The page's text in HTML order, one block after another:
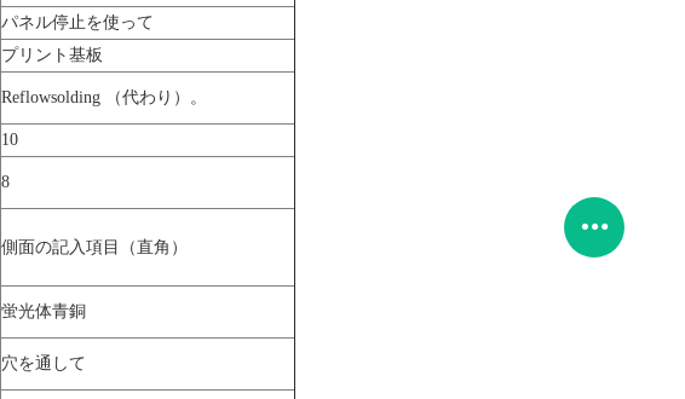
パネル停止を使って
プリント基板
Reflowsolding （代わり）。
10
8
側面の記入項目（直角）
蛍光体青銅
穴を通して